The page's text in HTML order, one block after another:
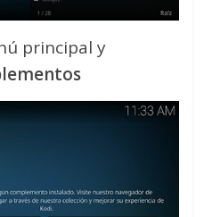
principal y